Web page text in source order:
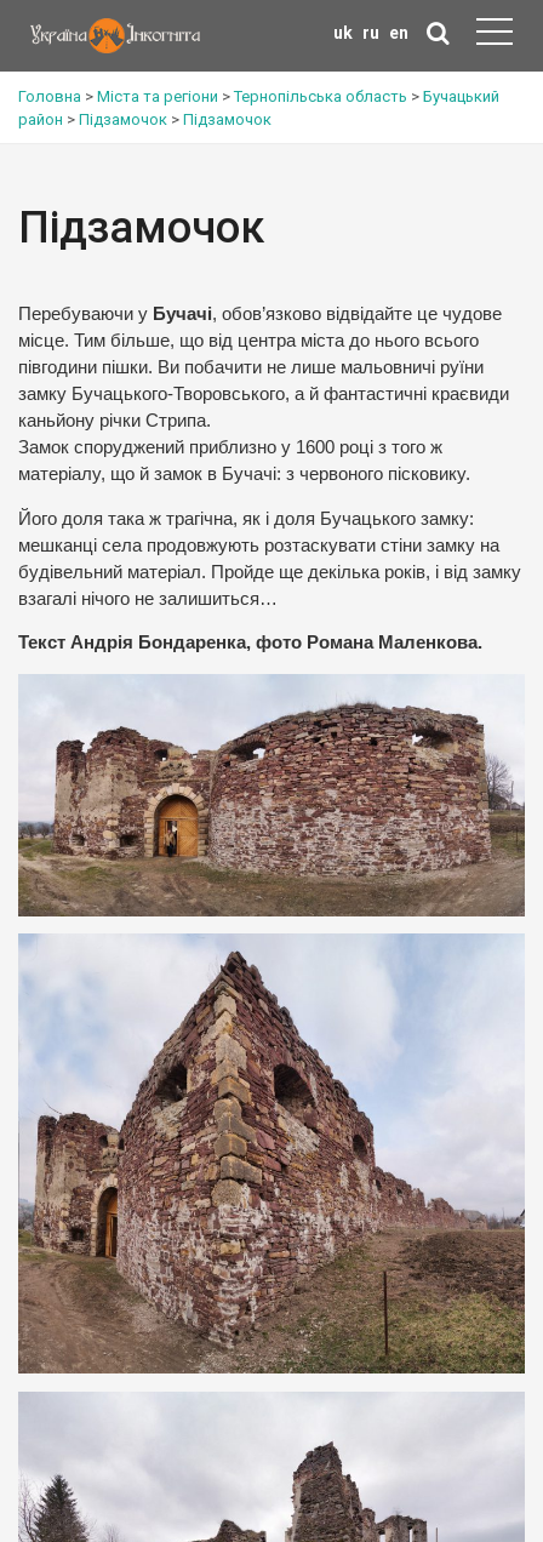
uk ru en
Головна > Міста та регіони >Тернопільська область > Бучацький
район > Підзамочок > Підзамочок
Підзамочок
Перебуваючи у Бучачі, обов’язково відвідайте це чудове
місце. Тим більше, що від центра міста до нього всього
півгодини пішки. Ви побачити не лише мальовничі руїни
замку Бучацького-Творовського, а й фантастичні краєвиди
каньйону річки Стрипа.
Замок споруджений приблизно у 1600 році з того ж
матеріалу, що й замок в Бучачі: з червоного пісковику.
Його доля така ж трагічна, як і доля Бучацького замку:
мешканці села продовжують розтаскувати стіни замку на
будівельний матеріал. Пройде ще декілька років, і від замку
взагалі нічого не залишиться…
Текст Андрія Бондаренка, фото Романа Маленкова.